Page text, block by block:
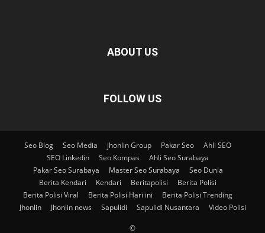
ABOUT US
FOLLOW US
Seo Blog Seo Media jhonlin Group Pakar Seo
Ahli SEO
SEO Linkedin
Seo Kompas
Ahli Seo Surabaya
Pakar Seo Surabaya
Master Seo Surabaya
Seo Dunia
Berita Kendari
Kendari Beritapolisi
Berita Polisi
Berita Polisi Viral
Berita Polisi Hari ini
Berita Polisi Trending
Jhonlin
Jhonlin news Sapulidi Sapulidi Nusantara Video Polisi
©